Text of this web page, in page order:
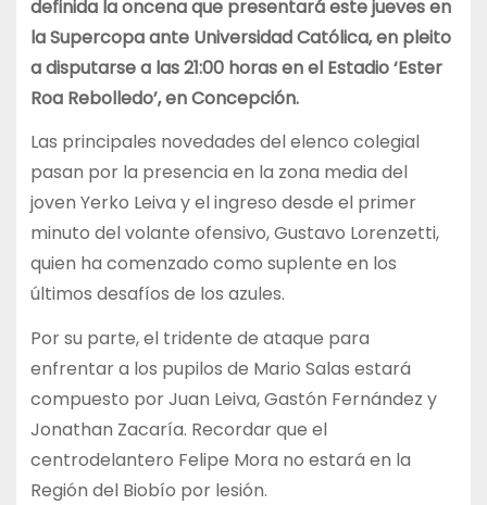
definida la oncena que presentará este jueves en
la Supercopa ante Universidad Católica, en pleito
a disputarse a las 21:00 horas en el Estadio ‘Ester
Roa Rebolledo’, en Concepción.
Las principales novedades del elenco colegial
pasan por la presencia en la zona media del
joven Yerko Leiva y el ingreso desde el primer
minuto del volante ofensivo, Gustavo Lorenzetti,
quien ha comenzado como suplente en los
últimos desafíos de los azules.
Por su parte, el tridente de ataque para
enfrentar a los pupilos de Mario Salas estará
compuesto por Juan Leiva, Gastón Fernández y
Jonathan Zacaría. Recordar que el
centrodelantero Felipe Mora no estará en la
Región del Biobío por lesión.